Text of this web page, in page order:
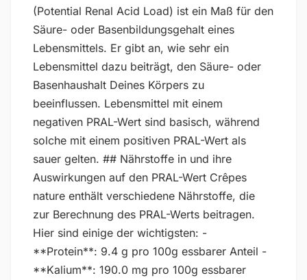
(Potential Renal Acid Load) ist ein Maß für den
Säure- oder Basenbildungsgehalt eines
Lebensmittels. Er gibt an, wie sehr ein
Lebensmittel dazu beiträgt, den Säure- oder
Basenhaushalt Deines Körpers zu
beeinflussen. Lebensmittel mit einem
negativen PRAL-Wert sind basisch, während
solche mit einem positiven PRAL-Wert als
sauer gelten. ## Nährstoffe in und ihre
Auswirkungen auf den PRAL-Wert Crêpes
nature enthält verschiedene Nährstoffe, die
zur Berechnung des PRAL-Werts beitragen.
Hier sind einige der wichtigsten: -
**Protein**: 9.4 g pro 100g essbarer Anteil -
**Kalium**: 190.0 mg pro 100g essbarer